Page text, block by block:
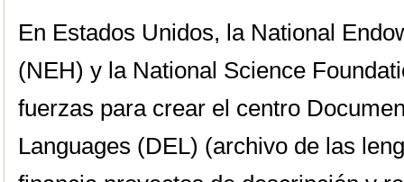
En Estados Unidos, la National
(NEH) y la National Science
fuerzas para crear el centro
Languages (DEL) (archivo de las